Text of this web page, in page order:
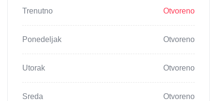
Trenutno Otvoreno
Ponedeljak Otvoreno
Utorak Otvoreno
Sreda Otvoreno